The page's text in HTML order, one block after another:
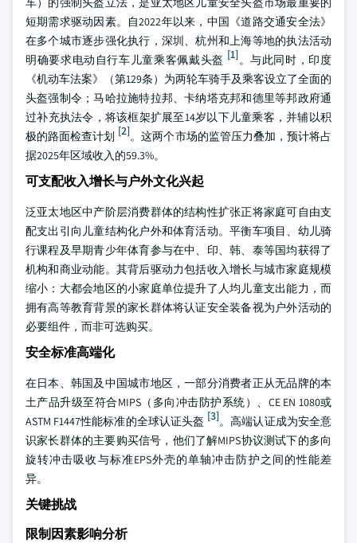
短期需求驱动因素。自2022年以来，中国《道路交通安全法》
在多个城市逐步强化执行，深圳、杭州和上海等地的执法活动
明确要求电动自行车儿童乘客佩戴头盔 [1]。与此同时，印度
《机动车法案》（第129条）为两轮车骑手及乘客设立了全面的
头盔强制令；马哈拉施特拉邦、卡纳塔克邦和德里等邦政府通
过补充执法令，将该框架扩展至14岁以下儿童乘客，并辅以积
极的路面检查计划 [2]。这两个市场的监管压力叠加，预计将占
据2025年区域收入的59.3%。
可支配收入增长与户外文化兴起
泛亚太地区中产阶层消费群体的结构性扩张正将家庭可自由支
配支出引向儿童结构化户外和体育活动。平衡车项目、幼儿骑
行课程及早期青少年体育参与在中、印、韩、泰等国均获得了
机构和商业动能。其背后驱动力包括收入增长与城市家庭规模
缩小：大都会地区的小家庭单位提升了人均儿童支出能力，而
拥有高等教育背景的家长群体将认证安全装备视为户外活动的
必要组件，而非可选购买。
安全标准高端化
在日本、韩国及中国城市地区，一部分消费者正从无品牌的本
土产品升级至符合MIPS（多向冲击防护系统）、CE EN 1080或
ASTM F1447性能标准的全球认证头盔 [3]。高端认证成为安全意
识家长群体的主要购买信号，他们了解MIPS协议测试下的多向
旋转冲击吸收与标准EPS外壳的单轴冲击防护之间的性能差
异。
关键挑战
限制因素影响分析